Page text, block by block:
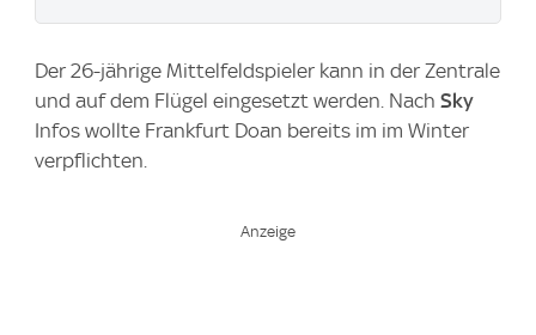
Der 26-jährige Mittelfeldspieler kann in der Zentrale
und auf dem Flügel eingesetzt werden. Nach Sky
Infos wollte Frankfurt Doan bereits im im Winter
verpflichten.